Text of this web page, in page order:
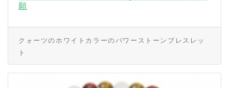
願
クォーツのホワイトカラーのパワーストーンブレスレッ
ト